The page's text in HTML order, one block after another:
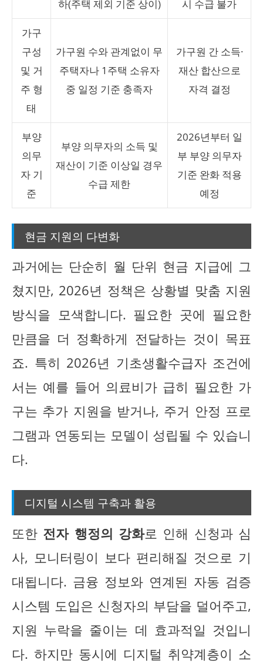
하(주택 제외 기준 상이) 시 수급 불가
가구
구성
및 거
주 형
태
가구원 수와 관계없이 무
주택자나 1주택 소유자
중 일정 기준 충족자
가구원 간 소득·
재산 합산으로
자격 결정
부양
의무
자 기
준
부양 의무자의 소득 및
재산이 기준 이상일 경우
수급 제한
2026년부터 일
부 부양 의무자
기준 완화 적용
예정
현금 지원의 다변화
과거에는 단순히 월 단위 현금 지급에 그
쳤지만, 2026년 정책은 상황별 맞춤 지원
방식을 모색합니다. 필요한 곳에 필요한
만큼을 더 정확하게 전달하는 것이 목표
죠. 특히 2026년 기초생활수급자 조건에
서는 예를 들어 의료비가 급히 필요한 가
구는 추가 지원을 받거나, 주거 안정 프로
그램과 연동되는 모델이 성립될 수 있습니
다.
디지털 시스템 구축과 활용
또한 전자 행정의 강화로 인해 신청과 심
사, 모니터링이 보다 편리해질 것으로 기
대됩니다. 금융 정보와 연계된 자동 검증
시스템 도입은 신청자의 부담을 덜어주고,
지원 누락을 줄이는 데 효과적일 것입니
다. 하지만 동시에 디지털 취약계층이 소